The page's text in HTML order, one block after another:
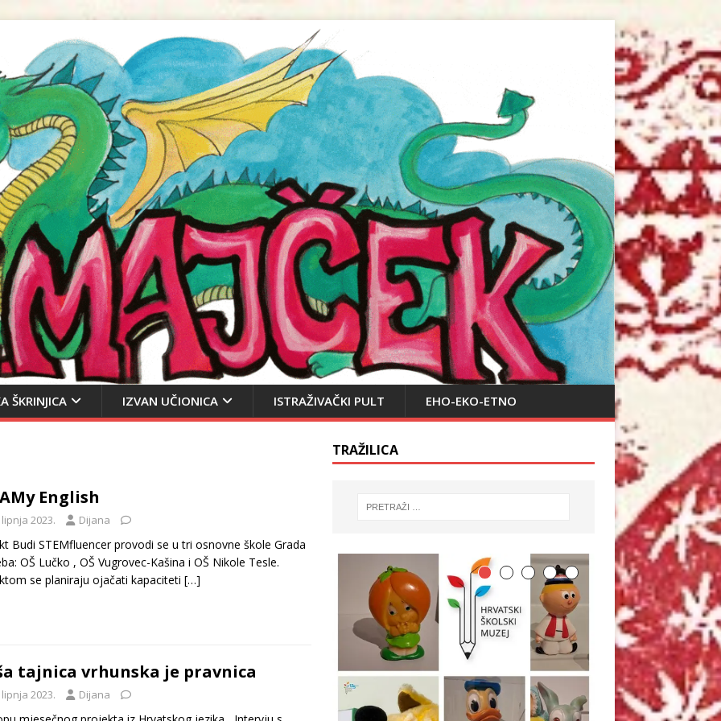
ŠKRINJICA IZVAN UČIONICA ISTRAŽIVAČKI PULT EHO-EKO-ETNO
English
lipnja 2023. Dijana
Budi STEMfluencer provodi se u tri osnovne škole Grada
OŠ Lučko , OŠ Vugrovec-Kašina i OŠ Nikole Tesle.
se planiraju ojačati kapaciteti […]
tajnica vrhunska je pravnica
lipnja 2023. Dijana
TRAŽILICA